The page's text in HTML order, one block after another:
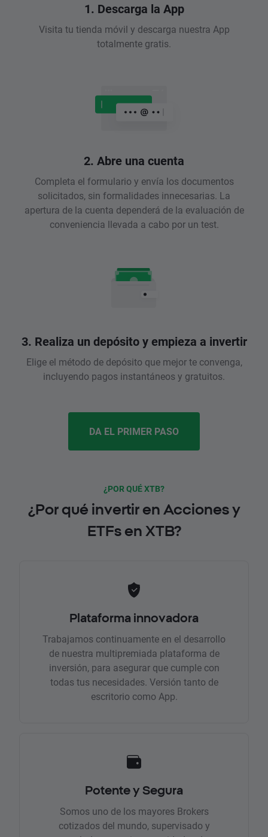
1. Descarga la App
Visita tu tienda móvil y descarga nuestra App
totalmente gratis.
2. Abre una cuenta
Completa el formulario y envía los documentos
solicitados, sin formalidades innecesarias. La
apertura de la cuenta dependerá de la evaluación de
conveniencia llevada a cabo por un test.
3. Realiza un depósito y empieza a invertir
Elige el método de depósito que mejor te convenga,
incluyendo pagos instantáneos y gratuitos.
DA EL PRIMER PASO
¿POR QUÉ XTB?
¿Por qué invertir en Acciones y
ETFs en XTB?
Plataforma innovadora
Trabajamos continuamente en el desarrollo
de nuestra multipremiada plataforma de
inversión, para asegurar que cumple con
todas tus necesidades. Versión tanto de
escritorio como App.
Potente y Segura
Somos uno de los mayores Brokers
cotizados del mundo, supervisado y